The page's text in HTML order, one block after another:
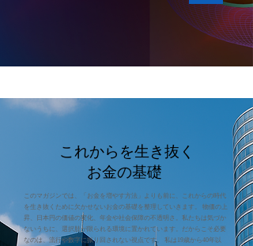
これからを生き抜く
お金の基礎
このマガジンでは、「お金を増やす方法」よりも前に、これからの時代
を生き抜くために欠かせないお金の基礎を整理していきます。 物価の上
昇、日本円の価値の変化、年金や社会保障の不透明さ。私たちは気づか
ないうちに、選択肢が限られる環境に置かれています。だからこそ必要
なのは、流行や数字に振り回されない視点です。 私は19歳から40年以